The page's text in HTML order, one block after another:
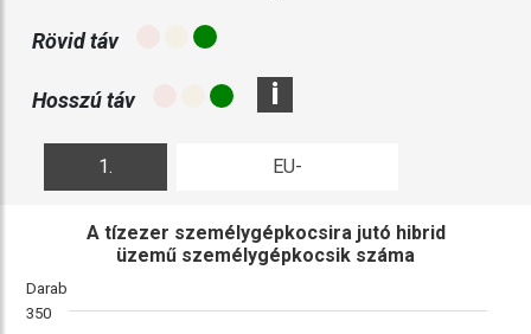
Rövid táv
Hosszú táv i
1. EU-
Darab
A tízezer személygépkocsira jutó hibrid
üzemű személygépkocsik száma
350